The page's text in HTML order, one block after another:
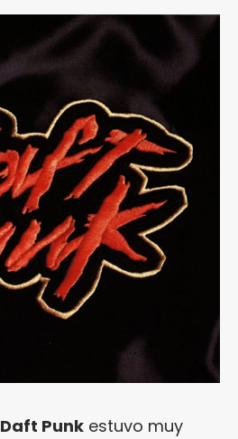
Daft Punk estuvo muy